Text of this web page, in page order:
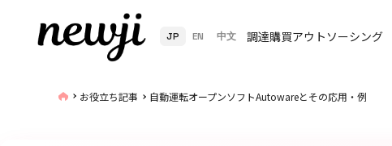
JP EN 中文 調達購買アウトソーシング
お役立ち記事 自動運転オープンソフトAutowareとその応用・例